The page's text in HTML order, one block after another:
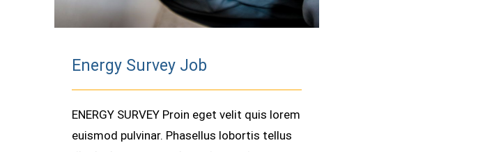
Energy Survey Job
ENERGY SURVEY Proin eget velit quis lorem
euismod pulvinar. Phasellus lobortis tellus